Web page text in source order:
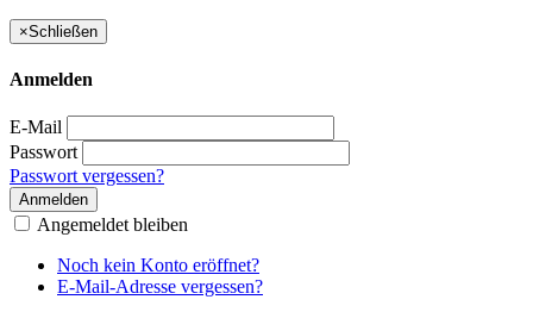
×Schließen
Anmelden
E-Mail
Passwort
Passwort vergessen?
Anmelden
Angemeldet bleiben
Noch kein Konto eröffnet?
E-Mail-Adresse vergessen?